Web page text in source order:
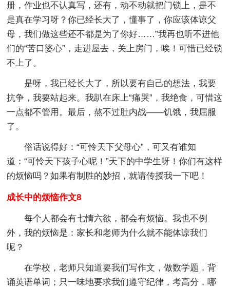
册，作业也不认真写，还有，动不动就把门锁上，是不
是真在学习呀？你已经长大了，懂事了，你应该体谅父
母，我们做这些还不都是为了你好……”我再也听不进他
们的“苦口婆心”，走进屋去，关上房门，唉！可惜已经锁
不上了。
是呀，我已经长大了，所以要有自己的想法，我要
抗争，我要站起来。我趴在床上“痛哭”，我绝食，可惜这
一点都不管用。最后，熬不过肚内战——饥饿，我屈服
了。
俗话说得好：“可怜天下父母心”，可又有谁知
道：“可怜天下孩子心呢！”天下的中学生呀！你们有这样
的烦恼吗？如果有制胜的妙招，就请传授我一下吧！
成长中的烦恼作文8
每个人都会有七情六欲，都会有烦恼。我也不例
外，我的烦恼是：家长和老师为什么就不能体谅我们
呢？
在学校，老师只知道要我们写作文，做数学题，背
诵英语单词；只一味地要求我们遵守纪律，考高分，哪